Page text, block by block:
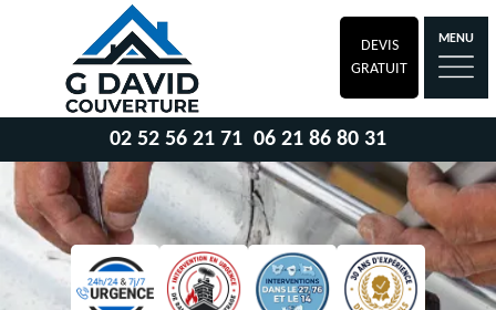
DEVIS
GRATUIT
MENU
02 52 56 21 71 06 21 86 80 31